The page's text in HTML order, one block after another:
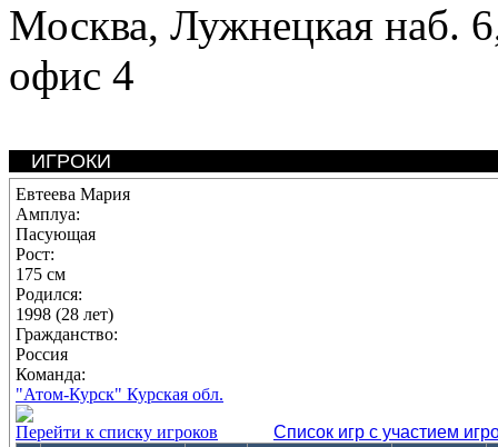
Москва, Лужнецкая наб.
офис 4
ИГРОКИ
Евтеева Мария
Амплуа:
Пасующая
Рост:
175 см
Родился:
1998 (28 лет)
Гражданство:
Россия
Команда:
"Атом-Курск" Курская обл.
Перейти к списку игроков
Список игр с участием